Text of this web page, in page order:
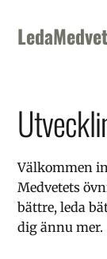
primary
main
footer
Välkommen
Medvetets
bättre, leda
dig ännu mer.